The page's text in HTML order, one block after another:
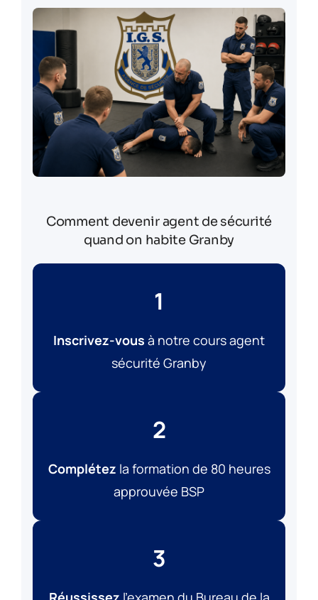
Comment devenir agent de sécurité
quand on habite Granby
1
Inscrivez-vous à notre cours agent
sécurité Granby
2
Complétez la formation de 80 heures
approuvée BSP
3